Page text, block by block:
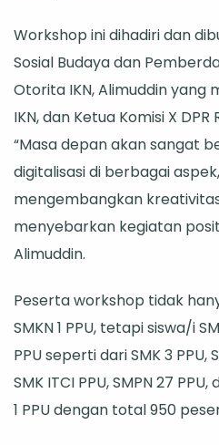
Workshop ini dihadiri dan
Sosial Budaya dan
Otorita IKN, Alimuddin yang
IKN, dan Ketua Komisi X DPR
“Masa depan akan sangat
digitalisasi di berbagai
mengembangkan
menyebarkan kegiatan
Alimuddin.
Peserta workshop tidak
SMKN 1 PPU, tetapi siswa/i
PPU seperti dari SMK 3 PPU,
SMK ITCI PPU, SMPN 27
1 PPU dengan total 950